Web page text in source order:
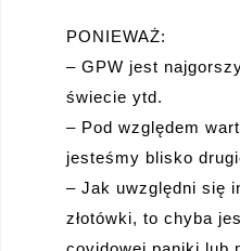
PONIEWAŻ:
– GPW jest
świecie ytd.
– Pod względem
jesteśmy blisko
– Jak uwzględni się
złotówki, to chyba